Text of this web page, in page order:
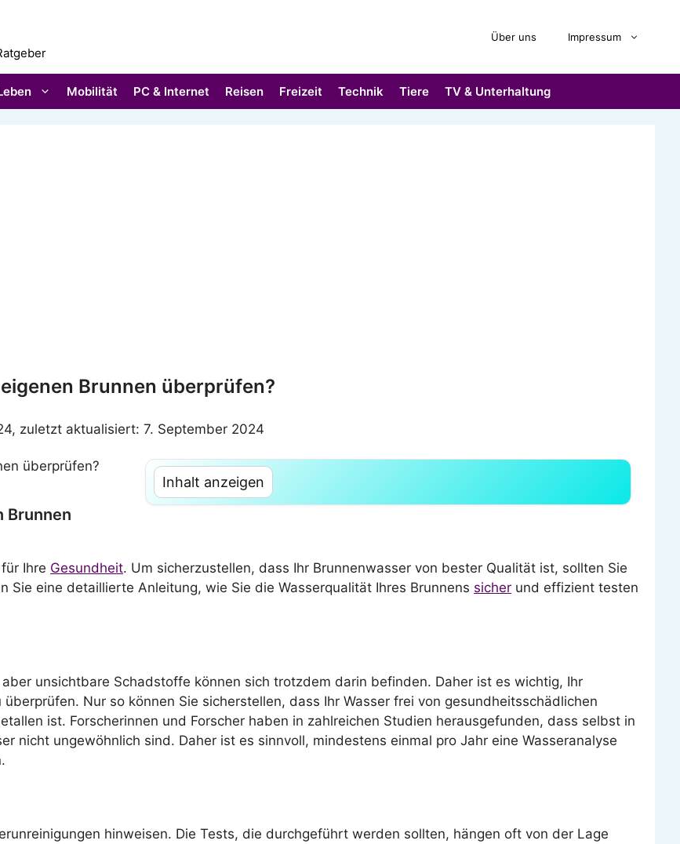
Über uns Impressum
Mobilität PC & Internet Reisen Freizeit Technik Tiere TV & Unterhaltung
Brunnen überprüfen?
zuletzt aktualisiert: 7. September 2024
Inhalt anzeigen
Brunnen
Ihre Gesundheit. Um sicherzustellen, dass Ihr Brunnenwasser von bester Qualität ist, sollten Sie
Sie eine detaillierte Anleitung, wie Sie die Wasserqualität Ihres Brunnens sicher und effizient testen
unsichtbare Schadstoffe können sich trotzdem darin befinden. Daher ist es wichtig, Ihr
Nur so können Sie sicherstellen, dass Ihr Wasser frei von gesundheitsschädlichen
ist. Forscherinnen und Forscher haben in zahlreichen Studien herausgefunden, dass selbst in
nicht ungewöhnlich sind. Daher ist es sinnvoll, mindestens einmal pro Jahr eine Wasseranalyse
hinweisen. Die Tests, die durchgeführt werden sollten, hängen oft von der Lage